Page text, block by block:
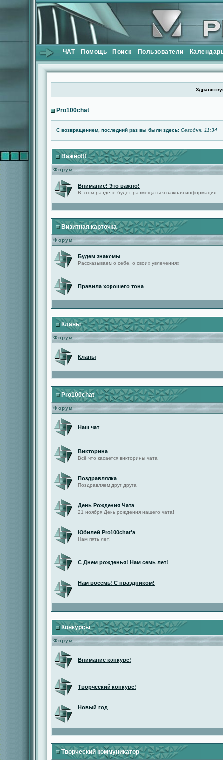
ЧАТ Помощь Поиск Пользователи
Pro100chat
С возвращением, последний раз вы были здесь: Сегодня, 11:34
Важно!!!
Форум
Внимание! Это важно!
В этом разделе будет размещаться важная информация.
Визитная карточка
Форум
Будем знакомы
Рассказываем о себе, о своих увлечениях
Правила хорошего тона
Кланы
Форум
Кланы
Pro100chat
Форум
Наш чат
Викторина
Всё что касается викторины чата
Поздравлялка
Поздравляем друг друга
День Рождения Чата
21 ноября День рождения нашего чата!
Юбилей Pro100chat'а
Нам пять лет!
С Днем рожденья! Нам семь лет!
Нам восемь! С праздником!
Конкурсы
Форум
Внимание конкурс!
Творческий конкурс!
Новый год
Творческий коммуникатор